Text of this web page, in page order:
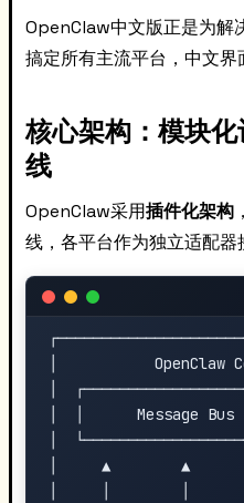
OpenClaw中文版正是为
搞定所有主流平台，中文界
核心架构：模块
线
OpenClaw采用插件化架构
线，各平台作为独立适配器
│
│
│  │      Message
│
│     ▲        ▲